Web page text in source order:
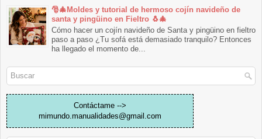
🎅🎄Moldes y tutorial de hermoso cojín navideño de
santa y pingüino en Fieltro 🐧🎄
Cómo hacer un cojín navideño de Santa y pingüino en fieltro
paso a paso ¿Tu sofá está demasiado tranquilo? Entonces
ha llegado el momento de...
Contáctame -->
mimundo.manualidades@gmail.com